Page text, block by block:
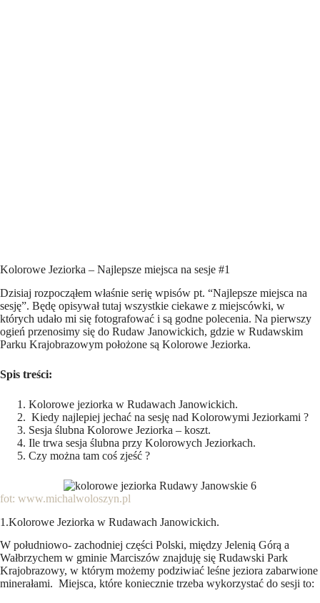
Kolorowe Jeziorka – Najlepsze miejsca na sesje #1
Dzisiaj rozpocząłem właśnie serię wpisów pt. “Najlepsze miejsca na
sesję”. Będę opisywał tutaj wszystkie ciekawe z miejscówki, w
których udało mi się fotografować i są godne polecenia. Na pierwszy
ogień przenosimy się do Rudaw Janowickich, gdzie w Rudawskim
Parku Krajobrazowym położone są Kolorowe Jeziorka.
Spis treści:
Kolorowe jeziorka w Rudawach Janowickich.
Kiedy najlepiej jechać na sesję nad Kolorowymi Jeziorkami ?
Sesja ślubna Kolorowe Jeziorka – koszt.
Ile trwa sesja ślubna przy Kolorowych Jeziorkach.
Czy można tam coś zjeść ?
fot: www.michalwoloszyn.pl
1.Kolorowe Jeziorka w Rudawach Janowickich.
W południowo- zachodniej części Polski, między Jelenią Górą a
Wałbrzychem w gminie Marciszów znajduję się Rudawski Park
Krajobrazowy, w którym możemy podziwiać leśne jeziora zabarwione
minerałami. Miejsca, które koniecznie trzeba wykorzystać do sesji to: